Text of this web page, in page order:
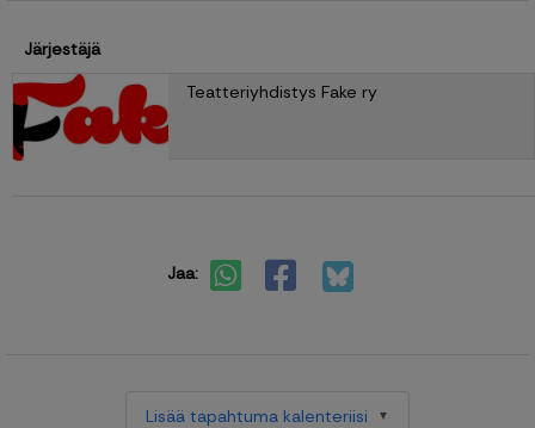
Järjestäjä
Teatteriyhdistys Fake ry
Jaa:
Lisää tapahtuma kalenteriisi